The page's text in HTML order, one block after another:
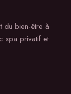
du bien-être à
spa privatif et